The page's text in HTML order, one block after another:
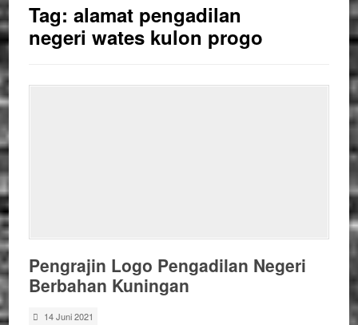
Tag:alamat pengadilan
negeri wates kulon progo
Pengrajin Logo Pengadilan Negeri
Berbahan Kuningan
14 Juni 2021